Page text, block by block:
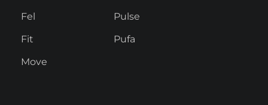
Fel
Fit
Move
Pulse
Pufa